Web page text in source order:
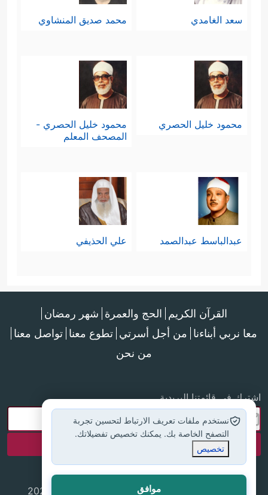
سعد الغامدي محمد صديق المنشاوي
محمود خليل الحصري
محمود خليل الحصري -
المصحف المعلم
عبدالباسط عبدالصمد علي الحذيفي
القرآن الكريم الحج والعمرة شهر رمضان
معا نربي أبناءنا من أجل أسرتي تطوع معنا تواصل معنا
من نحن
اشترك في قائمتنا البريدية
جميع الحقوق محفوظة لموقع إسلام أون لاين © 2025
نستخدم ملفات تعريف الارتباط لتحسين تجربة
التصفح الخاصة بك. يمكنك تخصيص تفضيلاتك.
تخصيص
موافق